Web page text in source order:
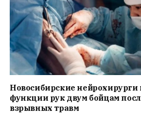
Новосибирские нейрохирурги
функции рук двум бойцам
взрывных травм